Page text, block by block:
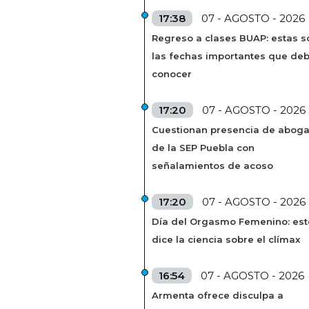
17:38 07 - AGOSTO - 2026
Regreso a clases BUAP: estas
las fechas importantes que
conocer
17:20 07 - AGOSTO - 2026
Cuestionan presencia de
de la SEP Puebla con
señalamientos de acoso
17:20 07 - AGOSTO - 2026
Día del Orgasmo Femenino:
dice la ciencia sobre el clímax
16:54 07 - AGOSTO - 2026
Armenta ofrece disculpa a